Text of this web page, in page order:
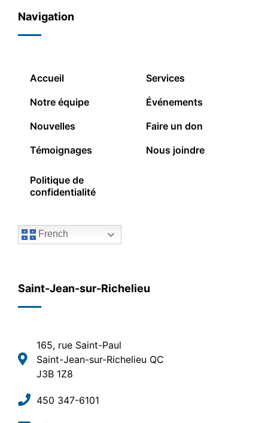
Navigation
Accueil
Notre équipe
Nouvelles
Témoignages
Services
Événements
Faire un don
Nous joindre
Politique de
confidentialité
French
Saint-Jean-sur-Richelieu
165, rue Saint-Paul
Saint-Jean-sur-Richelieu QC
J3B 1Z8
450 347-6101